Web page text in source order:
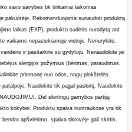
savo savybes tik tinkamai laikomas
pakuotėje. Rekomenduojama sunaudoti produktą
laikas (EXP), produkto sudėtis nurodytą ant
vaikams nepasiekiamoje vietoje. Nenurykite,
ir pasitarkite su gydytoju. Nenaudokite jei
alergijos požymius (bėrimas, paraudimas,
priemonę nuo odos, nagų plokštelės.
Naudokite tik pagal paskirtį. Naudokite
Dėl skirtingų gamybos partijų
kokybei. Produktų spalva nuotraukose yra tik
apšvietimo, spalva tikrovėje gali skirtis.